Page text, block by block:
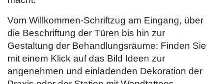
Vom Willkommen-Schriftzug am Eingang, über
die Beschriftung der Türen bis hin zur
Gestaltung der Behandlungsräume: Finden Sie
mit einem Klick auf das Bild Ideen zur
angenehmen und einladenden Dekoration der